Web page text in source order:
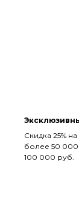
Скидка 25%
более 50 000
100 000 руб.